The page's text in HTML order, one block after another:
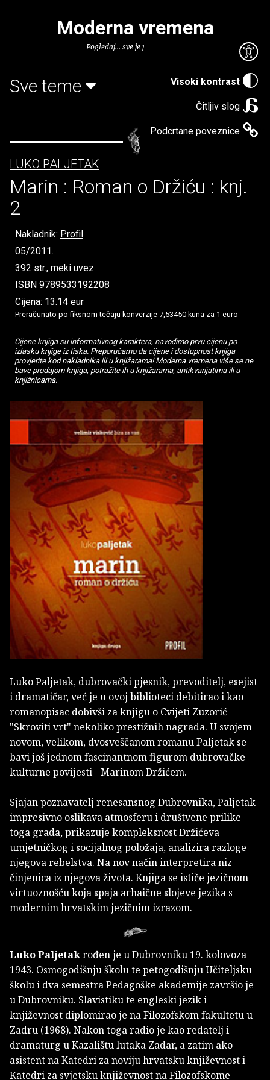
Visoki kontrast
Čitljiv slog
Podcrtane poveznice
Moderna vremena
Pogledaj... sve je puno knjiga.
Sve teme
LUKO PALJETAK
Marin : Roman o Držiću : knj.
2
Nakladnik: Profil
05/2011.
392 str., meki uvez
ISBN 9789533192208
Cijena: 13.14 eur
Preračunato po fiksnom tečaju konverzije 7,53450 kuna za 1 euro
Cijene knjiga su informativnog karaktera, navodimo prvu cijenu po
izlasku knjige iz tiska. Preporučamo da cijene i dostupnost knjiga
provjerite kod nakladnika ili u knjižarama! Moderna vremena više se ne
bave prodajom knjiga, potražite ih u knjižarama, antikvarijatima ili u
knjižnicama.
Luko Paljetak, dubrovački pjesnik, prevoditelj, esejist
i dramatičar, već je u ovoj biblioteci debitirao i kao
romanopisac dobivši za knjigu o Cvijeti Zuzorić
"Skroviti vrt" nekoliko prestižnih nagrada. U svojem
novom, velikom, dvosveščanom romanu Paljetak se
bavi još jednom fascinantnom figurom dubrovačke
kulturne povijesti - Marinom Držićem.
Sjajan poznavatelj renesansnog Dubrovnika, Paljetak
impresivno oslikava atmosferu i društvene prilike
toga grada, prikazuje kompleksnost Držićeva
umjetničkog i socijalnog položaja, analizira razloge
njegova rebelstva. Na nov način interpretira niz
činjenica iz njegova života. Knjiga se ističe jezičnom
virtuoznošću koja spaja arhaične slojeve jezika s
modernim hrvatskim jezičnim izrazom.
Luko Paljetakrođen je u Dubrovniku 19. kolovoza
1943. Osmogodišnju školu te petogodišnju Učiteljsku
školu i dva semestra Pedagoške akademije završio je
u Dubrovniku. Slavistiku te engleski jezik i
književnost diplomirao je na Filozofskom fakultetu u
Zadru (1968). Nakon toga radio je kao redatelj i
dramaturg u Kazalištu lutaka Zadar, a zatim ako
asistent na Katedri za noviju hrvatsku književnost i
Katedri za svjetsku književnost na Filozofskome